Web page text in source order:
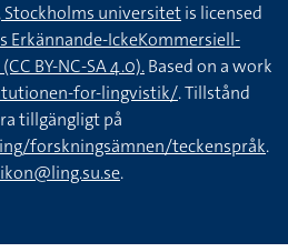
universitetis licensed
Erkännande-IckeKommersiell-
BY-NC-SA 4.0).Based on a work
for-lingvistik/. Tillstånd
tillgängligt på
forskningsämnen/teckenspråk.
.